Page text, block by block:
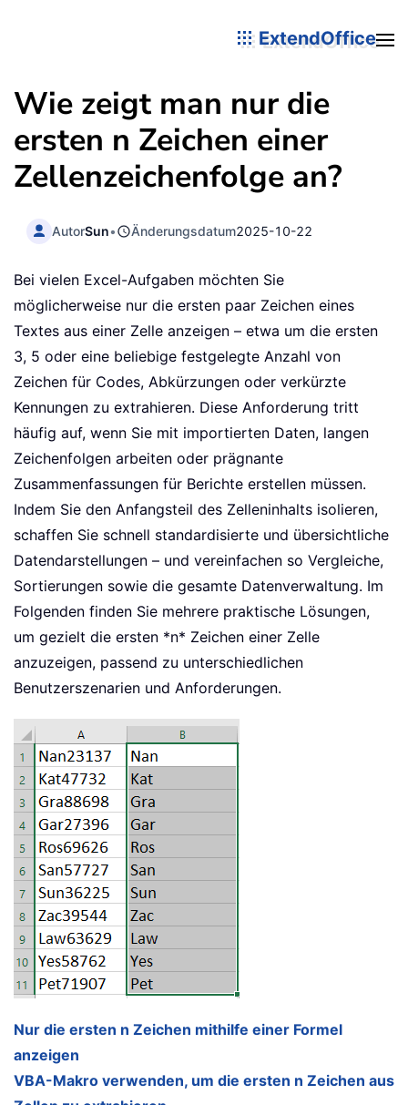
ExtendOffice
Wie zeigt man nur die
ersten n Zeichen einer
Zellenzeichenfolge an?
AutorSun• Änderungsdatum2025-10-22
Bei vielen Excel-Aufgaben möchten Sie
möglicherweise nur die ersten paar Zeichen eines
Textes aus einer Zelle anzeigen – etwa um die ersten
3, 5 oder eine beliebige festgelegte Anzahl von
Zeichen für Codes, Abkürzungen oder verkürzte
Kennungen zu extrahieren. Diese Anforderung tritt
häufig auf, wenn Sie mit importierten Daten, langen
Zeichenfolgen arbeiten oder prägnante
Zusammenfassungen für Berichte erstellen müssen.
Indem Sie den Anfangsteil des Zelleninhalts isolieren,
schaffen Sie schnell standardisierte und übersichtliche
Datendarstellungen – und vereinfachen so Vergleiche,
Sortierungen sowie die gesamte Datenverwaltung. Im
Folgenden finden Sie mehrere praktische Lösungen,
um gezielt die ersten *n* Zeichen einer Zelle
anzuzeigen, passend zu unterschiedlichen
Benutzerszenarien und Anforderungen.
Nur die ersten n Zeichen mithilfe einer Formel
anzeigen
VBA-Makro verwenden, um die ersten n Zeichen aus